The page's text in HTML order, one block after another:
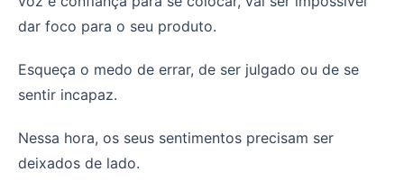
dar foco para o seu produto.
Esqueça o medo de errar, de ser julgado ou de se
sentir incapaz.
Nessa hora, os seus sentimentos precisam ser
deixados de lado.